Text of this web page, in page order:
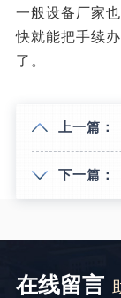
一般设备厂家
快就能把手续
了。
上一篇：
下一篇：
在线留言